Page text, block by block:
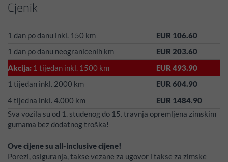
Cjenik
1 dan po danu inkl. 150 km
EUR 106.60
1 dan po danu neogranicenih km
EUR 203.60
Akcija: 1 tijedan inkl. 1500 km
EUR 493.90
1 tijedan inkl. 2000 km
EUR 604.90
4 tijedna inkl. 4.000 km
EUR 1484.90
Sva vozila su od 1. studenog do 15. travnja opremljena zimskim
gumama bez dodatnog troška!
Ove cijene su all-inclusive cijene!
Porezi, osiguranja, takse vezane za ugovor i takse za zimske